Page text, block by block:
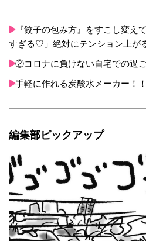
『餃子の包み方』をすこし変え
すぎる♡」絶対にテンション上が
②コロナに負けない自宅での過
手軽に作れる炭酸水メーカー！
編集部ピックアップ